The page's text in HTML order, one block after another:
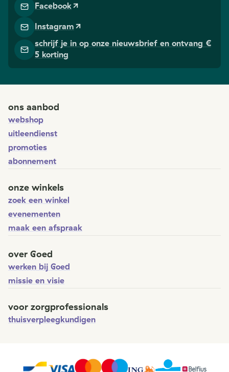
Facebook
Instagram
schrijf je in op onze nieuwsbrief en ontvang €
5 korting
ons aanbod
webshop
uitleendienst
promoties
abonnement
onze winkels
zoek een winkel
evenementen
maak een afspraak
over Goed
werken bij Goed
missie en visie
voor zorgprofessionals
thuisverpleegkundigen